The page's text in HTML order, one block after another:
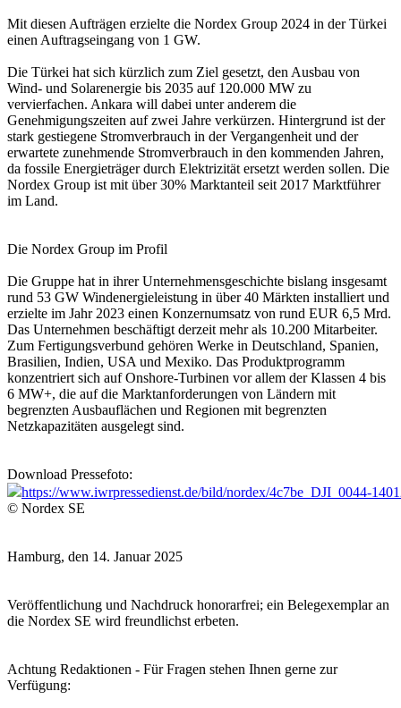
Mit diesen Aufträgen erzielte die Nordex Group 2024 in der Türkei
einen Auftragseingang von 1 GW.
Die Türkei hat sich kürzlich zum Ziel gesetzt, den Ausbau von
Wind- und Solarenergie bis 2035 auf 120.000 MW zu
vervierfachen. Ankara will dabei unter anderem die
Genehmigungszeiten auf zwei Jahre verkürzen. Hintergrund ist der
stark gestiegene Stromverbrauch in der Vergangenheit und der
erwartete zunehmende Stromverbrauch in den kommenden Jahren,
da fossile Energieträger durch Elektrizität ersetzt werden sollen. Die
Nordex Group ist mit über 30% Marktanteil seit 2017 Marktführer
im Land.
Die Nordex Group im Profil
Die Gruppe hat in ihrer Unternehmensgeschichte bislang insgesamt
rund 53 GW Windenergieleistung in über 40 Märkten installiert und
erzielte im Jahr 2023 einen Konzernumsatz von rund EUR 6,5 Mrd.
Das Unternehmen beschäftigt derzeit mehr als 10.200 Mitarbeiter.
Zum Fertigungsverbund gehören Werke in Deutschland, Spanien,
Brasilien, Indien, USA und Mexiko. Das Produktprogramm
konzentriert sich auf Onshore-Turbinen vor allem der Klassen 4 bis
6 MW+, die auf die Marktanforderungen von Ländern mit
begrenzten Ausbauflächen und Regionen mit begrenzten
Netzkapazitäten ausgelegt sind.
Download Pressefoto:
https://www.iwrpressedienst.de/bild/nordex/4c7be_DJI_0044-
© Nordex SE
Hamburg, den 14. Januar 2025
Veröffentlichung und Nachdruck honorarfrei; ein Belegexemplar an
die Nordex SE wird freundlichst erbeten.
Achtung Redaktionen - Für Fragen stehen Ihnen gerne zur
Verfügung: